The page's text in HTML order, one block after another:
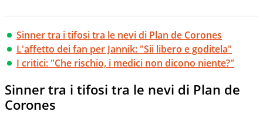
Sinner tra i tifosi tra le nevi di Plan de Corones
L'affetto dei fan per Jannik: "Sii libero e goditela"
I critici: "Che rischio, i medici non dicono niente?"
Sinner tra i tifosi tra le nevi di Plan de
Corones